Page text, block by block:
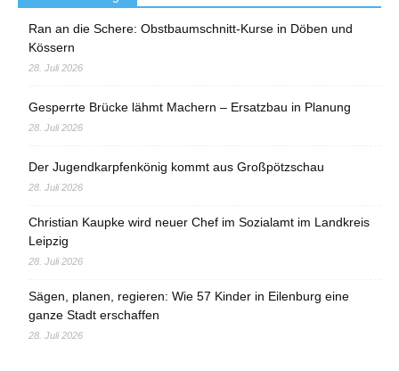
Ran an die Schere: Obstbaumschnitt-Kurse in Döben und
Kössern
28. Juli 2026
Gesperrte Brücke lähmt Machern – Ersatzbau in Planung
28. Juli 2026
Der Jugendkarpfenkönig kommt aus Großpötzschau
28. Juli 2026
Christian Kaupke wird neuer Chef im Sozialamt im Landkreis
Leipzig
28. Juli 2026
Sägen, planen, regieren: Wie 57 Kinder in Eilenburg eine
ganze Stadt erschaffen
28. Juli 2026